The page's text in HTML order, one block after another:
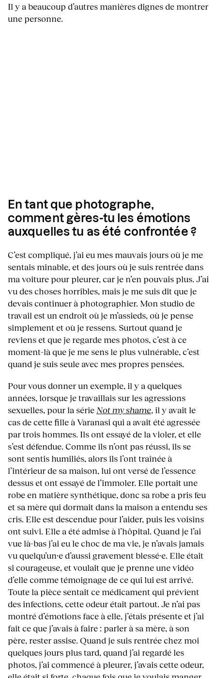
Il y a beaucoup d’autres manières dignes de montrer
une personne.
En tant que photographe,
comment gères-tu les émotions
auxquelles tu as été confrontée ?
C’est compliqué, j’ai eu mes mauvais jours où je me
sentais minable, et des jours où je suis rentrée dans
ma voiture pour pleurer, car je n’en pouvais plus. J’ai
vu des choses horribles, mais je me suis dit que je
devais continuer à photographier. Mon studio de
travail est un endroit où je m’assieds, où je pense
simplement et où je ressens. Surtout quand je
reviens et que je regarde mes photos, c’est à ce
moment-là que je me sens le plus vulnérable, c’est
quand je suis seule avec mes propres pensées.
Pour vous donner un exemple, il y a quelques
années, lorsque je travaillais sur les agressions
sexuelles, pour la série Not my shame, il y avait le
cas de cette fille à Varanasi qui a avait été agressée
par trois hommes. Ils ont essayé de la violer, et elle
s’est défendue. Comme ils n’ont pas réussi, ils se
sont sentis humiliés, alors ils l’ont traînée à
l’intérieur de sa maison, lui ont versé de l’essence
dessus et ont essayé de l’immoler. Elle portait une
robe en matière synthétique, donc sa robe a pris feu
et sa mère qui dormait dans la maison a entendu ses
cris. Elle est descendue pour l’aider, puis les voisins
ont suivi. Elle a été admise à l’hôpital. Quand je l’ai
vue là-bas j’ai eu le choc de ma vie, je n’avais jamais
vu quelqu’un·e d’aussi gravement blessé·e. Elle était
si courageuse, et voulait que je prenne une vidéo
d’elle comme témoignage de ce qui lui est arrivé.
Toute la pièce sentait ce médicament qui prévient
des infections, cette odeur était partout. Je n’ai pas
montré d’émotions face à elle, j’étais présente et j’ai
fait ce que j’avais à faire : parler à sa mère, à son
père, rester assise. Quand je suis rentrée chez moi
quelques jours plus tard, quand j’ai regardé les
photos, j’ai commencé à pleurer, j’avais cette odeur,